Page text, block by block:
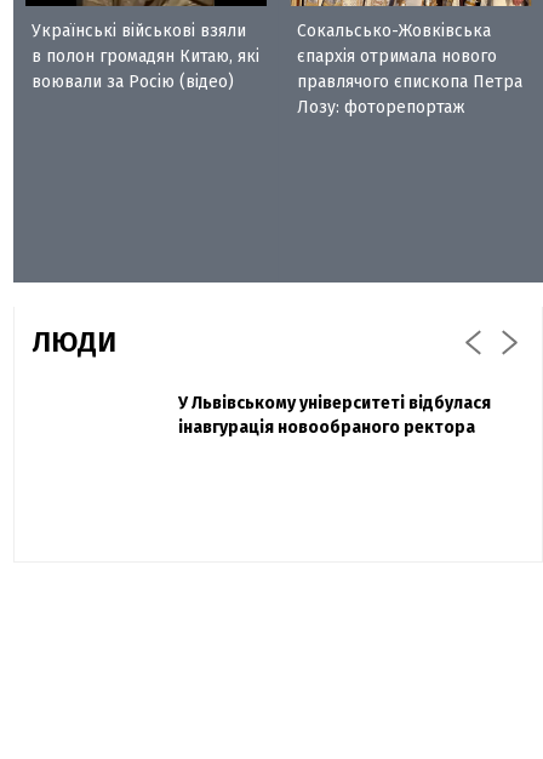
Українські військові взяли
в полон громадян Китаю, які
воювали за Росію (відео)
Сокальсько-Жовківська
єпархія отримала нового
правлячого єпископа Петра
Лозу: фоторепортаж
ЛЮДИ
Павло Дак
Захисник "Азовсталі" Діанов вдруге
одружився та показав фото з весілля
У Львівському університеті відбулася
інавгурація новообраного ректора